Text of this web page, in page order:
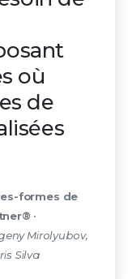
où
de
formes de
•
Mirolyubov,
Silva